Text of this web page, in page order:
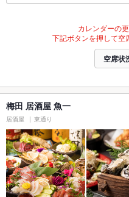
カレンダーの
下記ボタンを押して空
空席状
梅田 居酒屋 魚一
居酒屋 東通り